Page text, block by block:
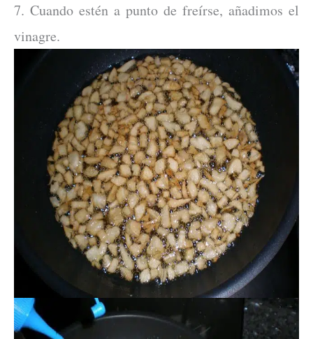
7. Cuando estén a punto de freírse, añadimos el
vinagre.